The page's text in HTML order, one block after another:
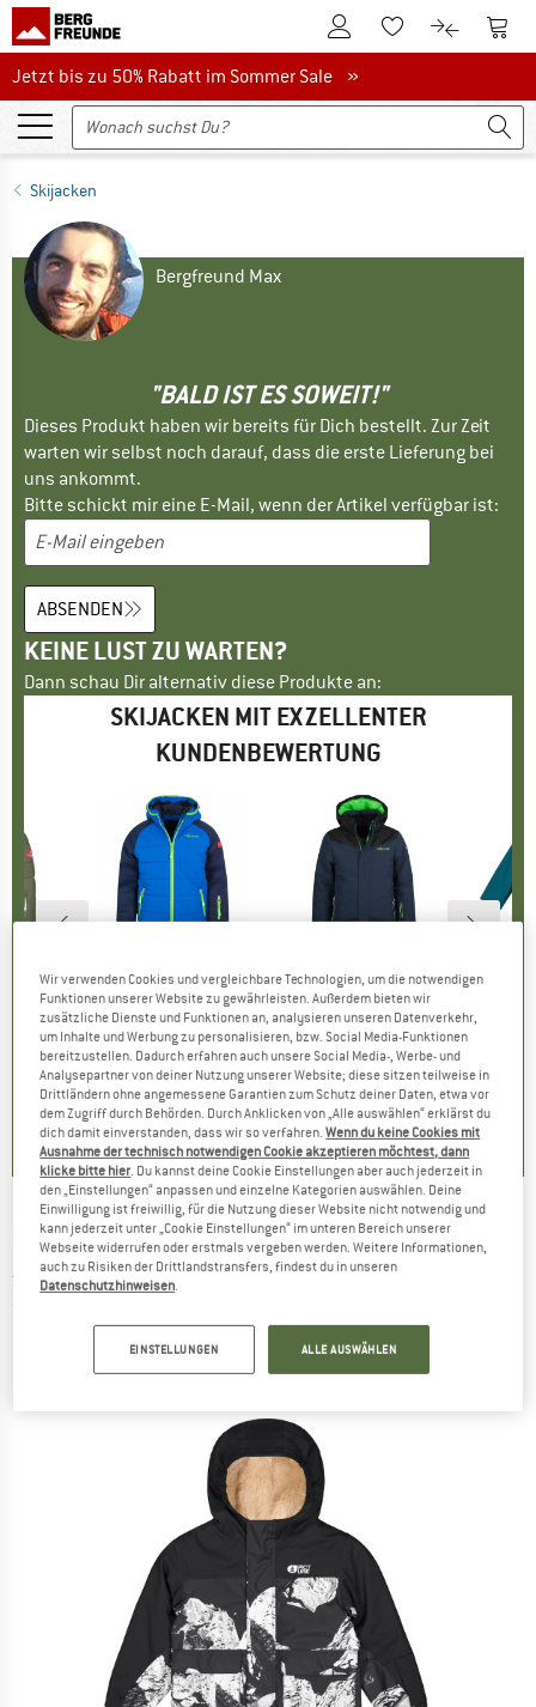
Zum KundenkontoZum Merkzettel.
Zum Zum
Jetzt bis zu 50% Rabatt im Sommer Sale
Jetzt bis zu 50% Rabatt im Sommer Sale »
Skijacken
Bergfreund Max
"BALD IST ES SOWEIT!"
Dieses Produkt haben wir bereits für Dich bestellt. Zur Zeit
warten wir selbst noch darauf, dass die erste Lieferung bei
uns ankommt.
Bitte schickt mir eine E-Mail, wenn der Artikel verfügbar ist:
ABSENDEN
KEINE LUST ZU WARTEN?
Dann schau Dir alternativ diese Produkte an:
SKIJACKEN MIT EXZELLENTER
KUNDENBEWERTUNG
Jacket
Preis
2
)
MARKE
TROLLKIDS
Artikel
Kid's Hafjell Snow Jacket XT
Produktgruppe
Skijacke
Preis
CHF 78.95reduzierter Preis
CHF 23.69
5.0(1)
MARKE
TROLLKIDS
Artikel
Kid's Norefjell Jacket
Produktgruppe
Skijacke
Preis
CHF 87.95 reduzierter Preis
CHF 35.18
5.0(3)
PICTURE -Kid's Snowy Printed Toddler
Jacket - Skijacke
Wir verwenden Cookies und vergleichbare Technologien, um die notwendigen
Funktionen unserer Website zu gewährleisten. Außerdem bieten wir
zusätzliche Dienste und Funktionen an, analysieren unseren Datenverkehr,
um Inhalte und Werbung zu personalisieren, bzw. Social Media-Funktionen
bereitzustellen. Dadurch erfahren auch unsere Social Media-, Werbe- und
Analysepartner von deiner Nutzung unserer Website; diese sitzen teilweise in
Drittländern ohne angemessene Garantien zum Schutz deiner Daten, etwa vor
dem Zugriff durch Behörden. Durch Anklicken von „Alle auswählen“ erklärst du
dich damit einverstanden, dass wir so verfahren.Wenn du keine Cookies mit
Ausnahme der technisch notwendigen Cookie akzeptieren möchtest, dann
klicke bitte hier. Du kannst deine Cookie Einstellungen aber auch jederzeit in
den „Einstellungen“ anpassen und einzelne Kategorien auswählen. Deine
Einwilligung ist freiwillig, für die Nutzung dieser Website nicht notwendig und
kann jederzeit unter „Cookie Einstellungen“ im unteren Bereich unserer
Webseite widerrufen oder erstmals vergeben werden. Weitere Informationen,
auch zu Risiken der Drittlandstransfers, findest du in unseren
Datenschutzhinweisen.
EINSTELLUNGEN ALLE AUSWÄHLEN